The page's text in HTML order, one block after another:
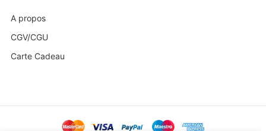
A propos
CGV/CGU
Carte Cadeau